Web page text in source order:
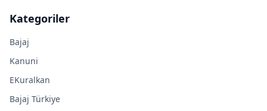
Kategoriler
Bajaj
Kanuni
EKuralkan
Bajaj Türkiye